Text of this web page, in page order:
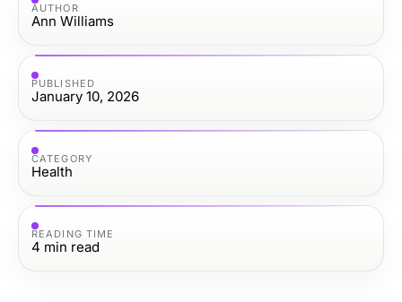
AUTHOR
Ann Williams
PUBLISHED
January 10, 2026
CATEGORY
Health
READING TIME
4 min read